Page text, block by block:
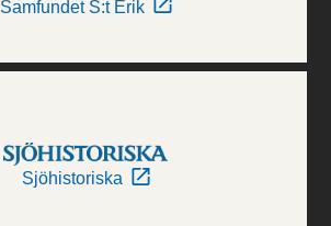
Samfundet S:t Erik
Sjöhistoriska